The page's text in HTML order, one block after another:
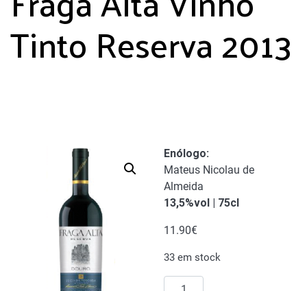
Tinto Reserva 2013
Enólogo:
Mateus Nicolau de
Almeida
13,5%vol | 75cl
11.90€
33 em stock
Quantidade